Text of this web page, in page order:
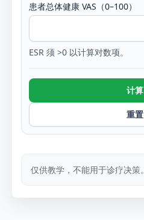
患者总体健康 VAS（0–100）
ESR 须 >0 以计算对数项。
计算
重置
仅供教学，不能用于诊疗决策。